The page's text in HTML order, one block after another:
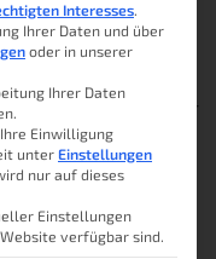
08:00
5 Sternen
Handy immer
vieler
man sieht,
App hat man
alle smarten
Interesses.
Ihrer Daten und über
oder in unserer
Ihrer Daten
Einwilligung
unter Einstellungen
nur auf dieses
Einstellungen
verfügbar sind.